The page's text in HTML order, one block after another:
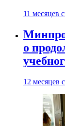
11 месяцев
о
12 месяцев